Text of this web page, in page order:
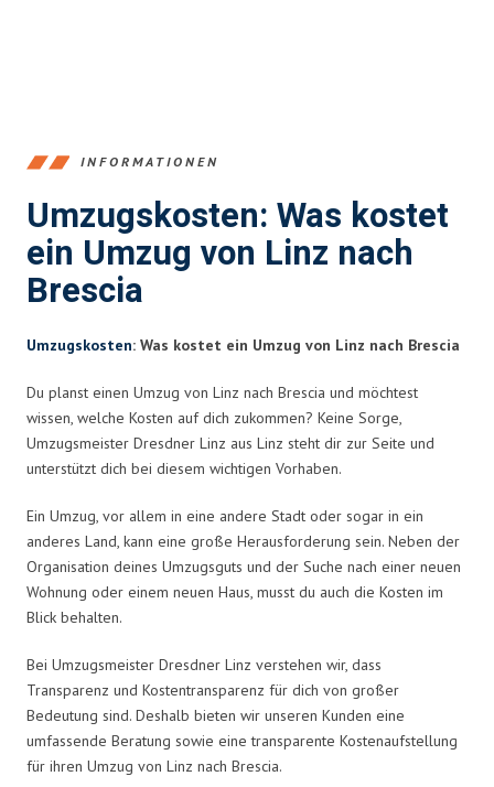
INFORMATIONEN
Umzugskosten: Was kostet
ein Umzug von Linz nach
Brescia
Umzugskosten: Was kostet ein Umzug von Linz nach Brescia
Du planst einen Umzug von Linz nach Brescia und möchtest
wissen, welche Kosten auf dich zukommen? Keine Sorge,
Umzugsmeister Dresdner Linz aus Linz steht dir zur Seite und
unterstützt dich bei diesem wichtigen Vorhaben.
Ein Umzug, vor allem in eine andere Stadt oder sogar in ein
anderes Land, kann eine große Herausforderung sein. Neben der
Organisation deines Umzugsguts und der Suche nach einer neuen
Wohnung oder einem neuen Haus, musst du auch die Kosten im
Blick behalten.
Bei Umzugsmeister Dresdner Linz verstehen wir, dass
Transparenz und Kostentransparenz für dich von großer
Bedeutung sind. Deshalb bieten wir unseren Kunden eine
umfassende Beratung sowie eine transparente Kostenaufstellung
für ihren Umzug von Linz nach Brescia.